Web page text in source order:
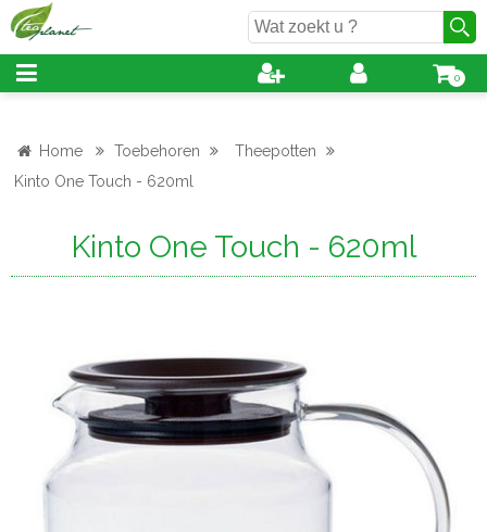
0
Home Toebehoren
Theepotten
Kinto One Touch - 620ml
Kinto One Touch - 620ml